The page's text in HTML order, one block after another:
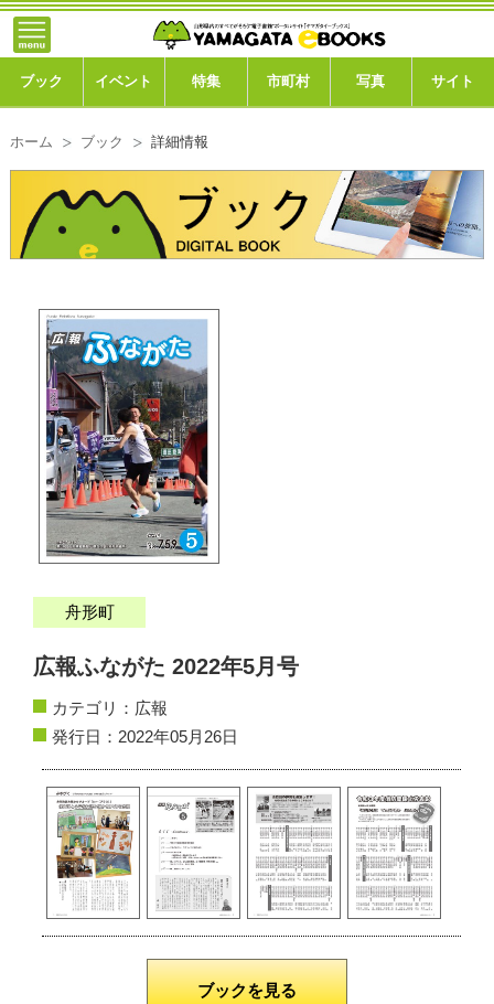
ブック イベント 特集 市町村 写真 サイト
ホーム ブック 詳細情報
舟形町
広報ふながた 2022年5月号
カテゴリ： 広報
発行日：2022年05月26日
ブックを見る
トップ
ブック
市町村
このサイトについて
運営会社
ご利用ガイド
よくある質問
サイトマップ
個人情報保護方針
動作環境
リンク集
}; -->